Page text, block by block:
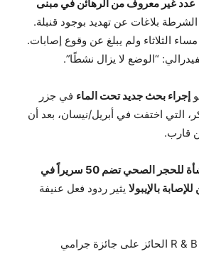
عدد غير معروف من الرهائن في مبنى
بلاغات عن تهديد بوجود قنبلة.
الثلاثاء ولم يبلغ عن وقوع إصابات.
“الوضع لا يزال نشطًا”.
إجراء بحث جديد تحت الماء في جزر
التي اختفت في أبريل/نيسان، بعد أن
قارب.
منشأة للحجر الصحي تضم 50 سريراً في
بالإيبولا يثير ردود فعل عنيفة
توفي مغني R & B الحائز على جائزة جرامي